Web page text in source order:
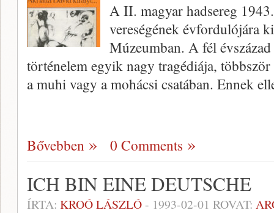
A II. magyar hadsereg
vereségének évfordulójára
Múzeumban. A fél
történelem egyik nagy tragédiája,
a muhi vagy a mohácsi csatában. Ennek
Bővebben 0 Comments
ICH BIN EINE DEUTSCHE
ÍRTA: KROÓ LÁSZLÓ- 1993-02-01 ROVAT: